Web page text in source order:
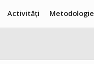
Metodologie
Activități